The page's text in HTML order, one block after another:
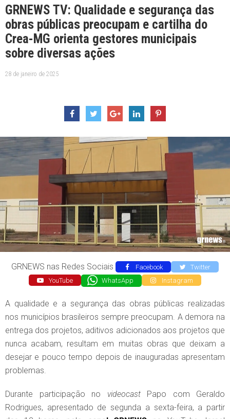
GRNEWS TV: Qualidade e segurança das
obras públicas preocupam e cartilha do
Crea-MG orienta gestores municipais
sobre diversas ações
28 de janeiro de 2025
GRNEWS nas Redes Sociais Facebook
Twitter
YouTube
WhatsApp Instagram
A qualidade e a segurança das obras públicas realizadas
nos municípios brasileiros sempre preocupam. A demora na
entrega dos projetos, aditivos adicionados aos projetos que
nunca acabam, resultam em muitas obras que deixam a
desejar e pouco tempo depois de inauguradas apresentam
problemas.
Durante participação no videocastPapo com Geraldo
Rodrigues, apresentado de segunda a sexta-feira, a partir